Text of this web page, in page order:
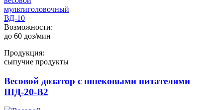
Возможности:
до 60 доз/мин
Продукция:
сыпучие продукты
Весовой дозатор с шнековыми питателями
ШД-20-В2